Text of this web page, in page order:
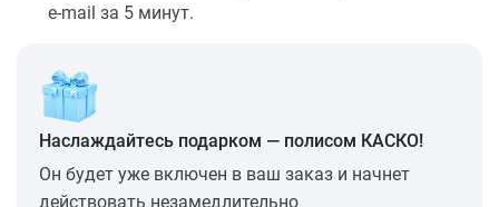
e-mail за 5 минут.
Наслаждайтесь подарком — полисом КАСКО!
Он будет уже включен в ваш заказ и начнет
действовать незамедлительно